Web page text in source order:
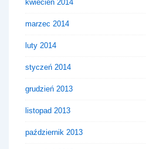
kwiecień 2014
marzec 2014
luty 2014
styczeń 2014
grudzień 2013
listopad 2013
październik 2013